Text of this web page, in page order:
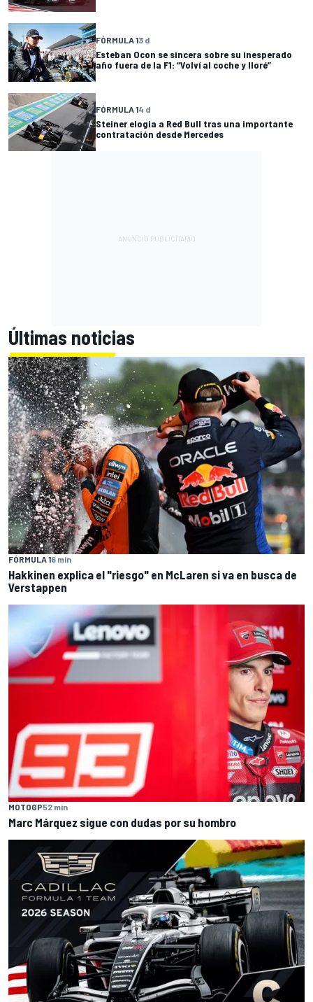
FÓRMULA 13 d
Esteban Ocon se sincera sobre su inesperado
año fuera de la F1: “Volví al coche y lloré”
FÓRMULA 14 d
Steiner elogia a Red Bull tras una importante
contratación desde Mercedes
Últimas noticias
FÓRMULA 16 min
Hakkinen explica el "riesgo" en McLaren si va en busca de
Verstappen
MOTOGP52 min
Marc Márquez sigue con dudas por su hombro